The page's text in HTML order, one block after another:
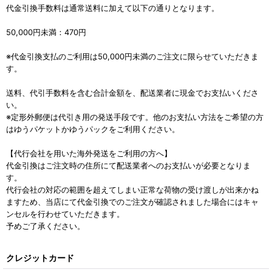
代金引換手数料は通常送料に加えて以下の通りとなります。
50,000円未満：470円
※代金引換支払のご利用は50,000円未満のご注文に限らせていただきま
す。
送料、代引手数料を含む合計金額を、配送業者に現金でお支払いくださ
い。
※定形外郵便は代引き用の発送手段です。他のお支払い方法をご希望の方
はゆうパケットかゆうパックをご利用ください。
【代行会社を用いた海外発送をご利用の方へ】
代金引換はご注文時の住所にて配送業者へのお支払いが必要となりま
す。
代行会社の対応の範囲を超えてしまい正常な荷物の受け渡しが出来かね
ますため、当店にて代金引換でのご注文が確認されました場合にはキャ
ンセルを行わせていただきます。
予めご了承ください。
クレジットカード